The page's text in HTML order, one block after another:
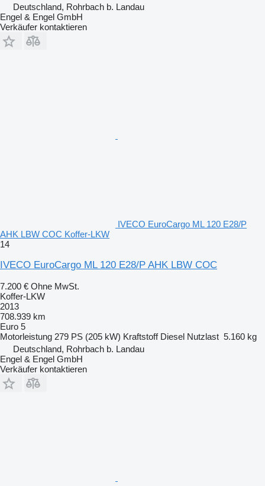
Deutschland, Rohrbach b. Landau
Engel & Engel GmbH
Verkäufer kontaktieren
IVECO EuroCargo ML 120 E28/P
AHK LBW COC Koffer-LKW
14
IVECO EuroCargo ML 120 E28/P AHK LBW COC
7.200 € Ohne MwSt.
Koffer-LKW
2013
708.939 km
Euro 5
Motorleistung 279 PS (205 kW) Kraftstoff Diesel Nutzlast 5.160 kg
Deutschland, Rohrbach b. Landau
Engel & Engel GmbH
Verkäufer kontaktieren